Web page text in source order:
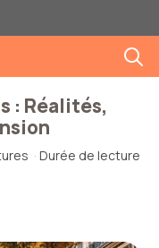
: Réalités,
· Durée de lecture